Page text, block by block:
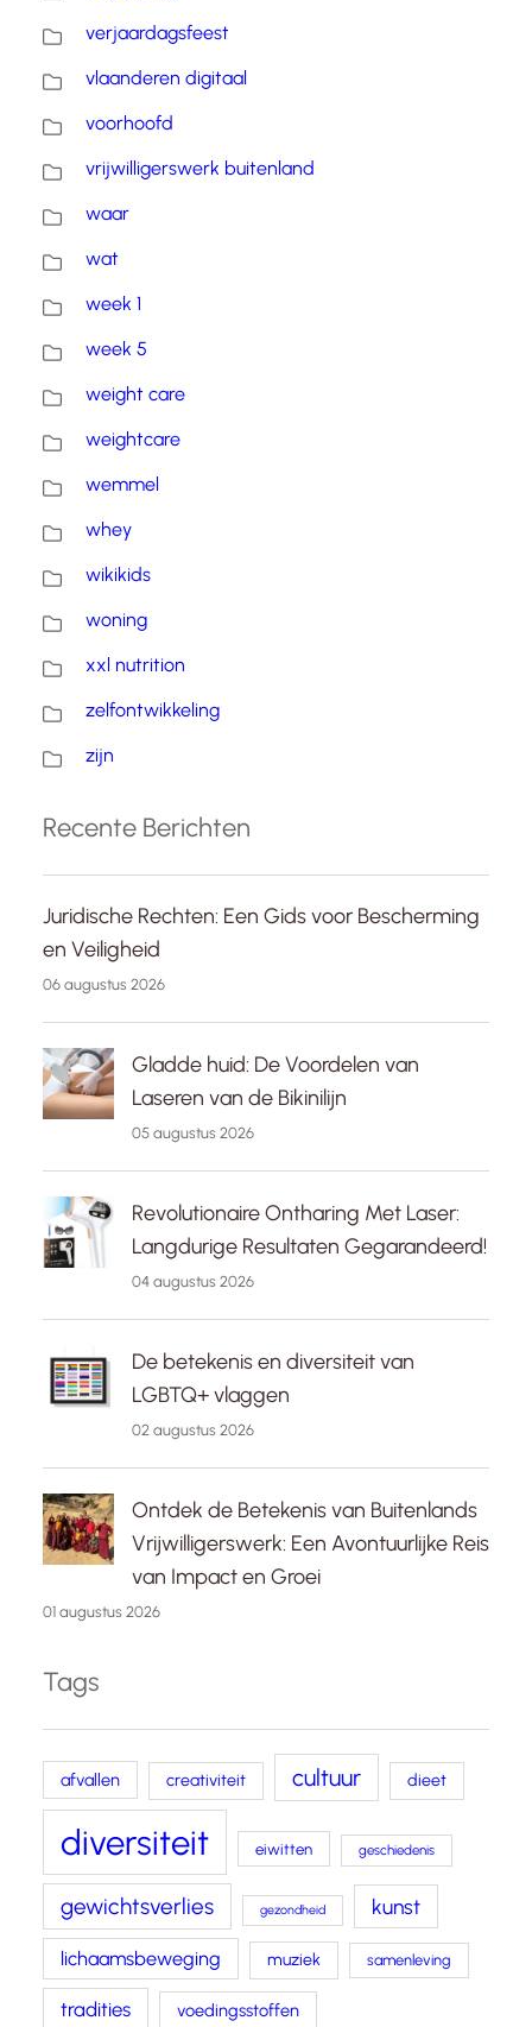
verjaardagsfeest
vlaanderen digitaal
voorhoofd
vrijwilligerswerk buitenland
waar
wat
week 1
week 5
weight care
weightcare
wemmel
whey
wikikids
woning
xxl nutrition
zelfontwikkeling
zijn
Recente Berichten
Juridische Rechten: Een Gids voor Bescherming
en Veiligheid
06 augustus 2026
Gladde huid: De Voordelen van
Laseren van de Bikinilijn
05 augustus 2026
Revolutionaire Ontharing Met Laser:
Langdurige Resultaten Gegarandeerd!
04 augustus 2026
De betekenis en diversiteit van
LGBTQ+ vlaggen
02 augustus 2026
Ontdek de Betekenis van Buitenlands
Vrijwilligerswerk: Een Avontuurlijke Reis
van Impact en Groei
01 augustus 2026
Tags
afvallen creativiteit cultuur dieet
diversiteit eiwitten geschiedenis
gewichtsverlies gezondheid kunst
lichaamsbeweging muziek samenleving
tradities voedingsstoffen